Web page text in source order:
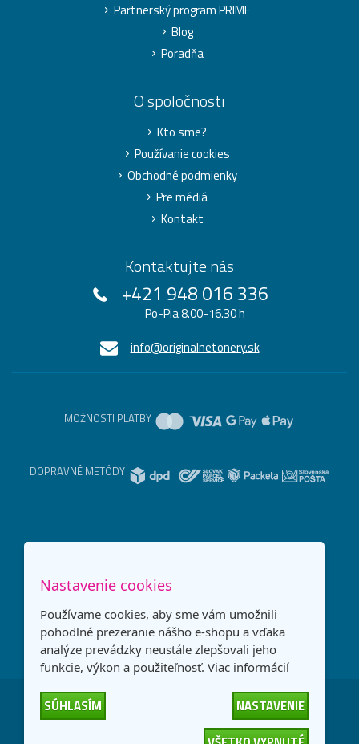
Partnerský program PRIME
Blog
Poradňa
O spoločnosti
Kto sme?
Používanie cookies
Obchodné podmienky
Pre médiá
Kontakt
Kontaktujte nás
+421 948 016 336
Po-Pia 8.00-16.30 h
info@originalnetonery.sk
MOŽNOSTI PLATBY
DOPRAVNÉ METÓDY
Slovensko
Nastavenie cookies
Používame cookies, aby sme vám umožnili
pohodlné prezeranie nášho e-shopu a vďaka
analýze prevádzky neustále zlepšovali jeho
funkcie, výkon a použiteľnosť. Viac informácií
SÚHLASÍM
NASTAVENIE